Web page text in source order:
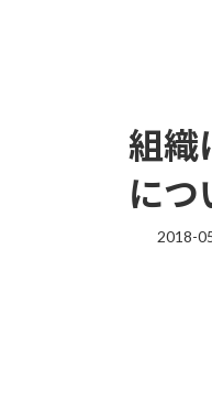
組織
につ
2018-